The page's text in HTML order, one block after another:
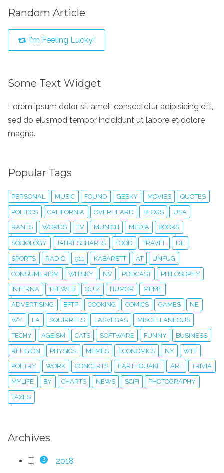
Random Article
I'm Feeling Lucky!
Some Text Widget
Lorem ipsum dolor sit amet, consectetur adipisicing elit,
sed do eiusmod tempor incididunt ut labore et dolore
magna.
Popular Tags
PERSONAL MUSIC FOUND GEEKY MOVIES QUOTES
POLITICS CALIFORNIA OVERHEARD BLOGS USA
RANTS WORDS TV MUNICH MEDIA BOOKS
SOCIOLOGY JAHRESCHARTS FOOD TRAVEL DE
SPORTS RADIO 911 KABARETT AT UNFUG
CONSUMERISM WHISKY NV PODCAST PHILOSOPHY
INTERNA THEWEB QUIZ HUMOR MEME
ADVERTISING BFTP COOKING COMICS GAMES NE
WY LA SQUIRRELS LASVEGAS MISCELLANEOUS
TECHY AGEISM CATS SOFTWARE FUNNY BUSINESS
RELIGION PHYSICS MEMES ECONOMICS NY WTF
POETRY WORK CONCERTS EARTHQUAKE ART TRIVIA
MYLIFE BY CHARTS NEWS SCIFI PHOTOGRAPHY
TAXES
Archives
3 2018